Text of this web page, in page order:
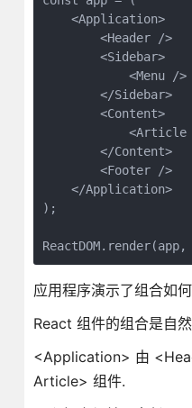
    <Application>
        <Header />
        <Sidebar>
            <Menu />
        </Sidebar>
        <Content>
<Article
        </Content>
        <Footer />
    </Application>
);
应用程序演示了组合如
React 组件的组合是自
<Application> 由
Article> 组件.